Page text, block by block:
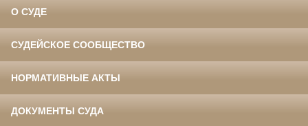
О СУДЕ
СУДЕЙСКОЕ СООБЩЕСТВО
НОРМАТИВНЫЕ АКТЫ
ДОКУМЕНТЫ СУДА